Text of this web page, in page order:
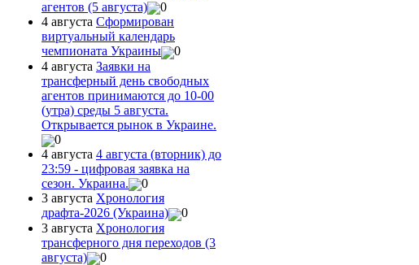
агентов (5 августа)
0
4 августа Сформирован
виртуальный календарь
чемпионата Украины
0
4 августа Заявки на
трансферный день свободных
агентов принимаются до 10-00
(утра) среды 5 августа.
Открывается рынок в Украине.
0
4 августа 4 августа (вторник) до
23:59 - цифровая заявка на
сезон. Украина.
0
3 августа Хронология
драфта-2026 (Украина)
0
3 августа Хронология
трансферного дня переходов (3
августа)
0